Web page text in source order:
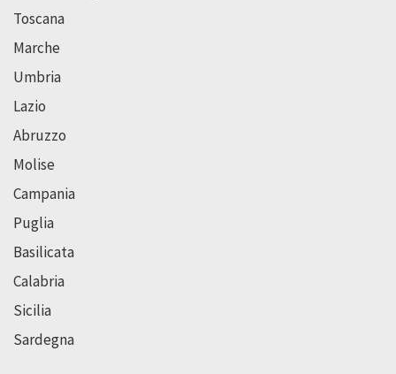
Toscana
Marche
Umbria
Lazio
Abruzzo
Molise
Campania
Puglia
Basilicata
Calabria
Sicilia
Sardegna